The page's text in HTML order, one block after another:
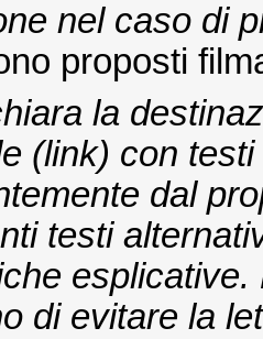
nel caso di
proposti
la
(link) con
dal
testi
di evitare la